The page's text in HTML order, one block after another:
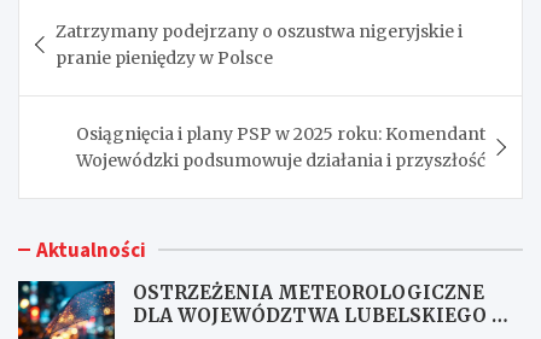
wpisu
Zatrzymany podejrzany o oszustwa nigeryjskie i
pranie pieniędzy w Polsce
Osiągnięcia i plany PSP w 2025 roku: Komendant
Wojewódzki podsumowuje działania i przyszłość
Aktualności
OSTRZEŻENIA METEOROLOGICZNE
DLA WOJEWÓDZTWA LUBELSKIEGO NR